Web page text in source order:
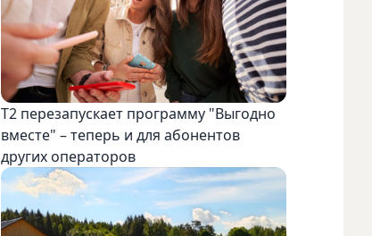
Т2 перезапускает программу "Выгодно
вместе" – теперь и для абонентов
других операторов